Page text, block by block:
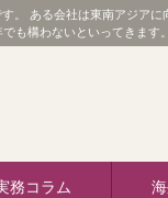
。 ある会社は東南アジア
も構わないといってきま
務コラム